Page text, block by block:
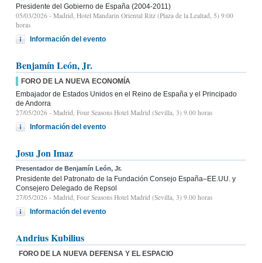
Presidente del Gobierno de España (2004-2011)
05/03/2026 - Madrid, Hotel Mandarin Oriental Ritz (Plaza de la Lealtad, 5) 9:00
horas
Información del evento
Benjamín León, Jr.
FORO DE LA NUEVA ECONOMÍA
Embajador de Estados Unidos en el Reino de España y el Principado
de Andorra
27/05/2026 - Madrid, Four Seasons Hotel Madrid (Sevilla, 3) 9.00 horas
Información del evento
Josu Jon Imaz
Presentador de Benjamín León, Jr.
Presidente del Patronato de la Fundación Consejo España–EE.UU. y
Consejero Delegado de Repsol
27/05/2026 - Madrid, Four Seasons Hotel Madrid (Sevilla, 3) 9.00 horas
Información del evento
Andrius Kubilius
FORO DE LA NUEVA DEFENSA Y EL ESPACIO